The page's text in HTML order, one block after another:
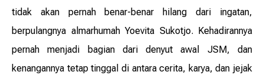
tidak akan pernah benar-benar hilang dari ingatan,
berpulangnya almarhumah Yoevita Sukotjo. Kehadirannya
pernah menjadi bagian dari denyut awal JSM, dan
kenangannya tetap tinggal di antara cerita, karya, dan jejak